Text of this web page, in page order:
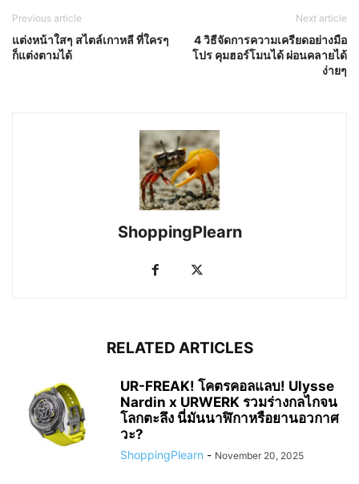
Previous article
แต่งหน้าใสๆ สไตล์เกาหลี ที่ใครๆ
ก็แต่งตามได้
Next article
4 วิธีจัดการความเครียดอย่างมือ
โปร คุมฮอร์โมนได้ ผ่อนคลายได้
ง่ายๆ
ShoppingPlearn
RELATED ARTICLES
UR-FREAK! โคตรคอลแลบ! Ulysse
Nardin x URWERK รวมร่างกลไกจน
โลกตะลึง นี่มันนาฬิกาหรือยานอวกาศ
วะ?
ShoppingPlearn - November 20, 2025